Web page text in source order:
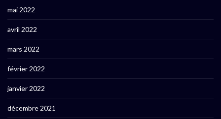
mai 2022
avril 2022
mars 2022
février 2022
janvier 2022
décembre 2021